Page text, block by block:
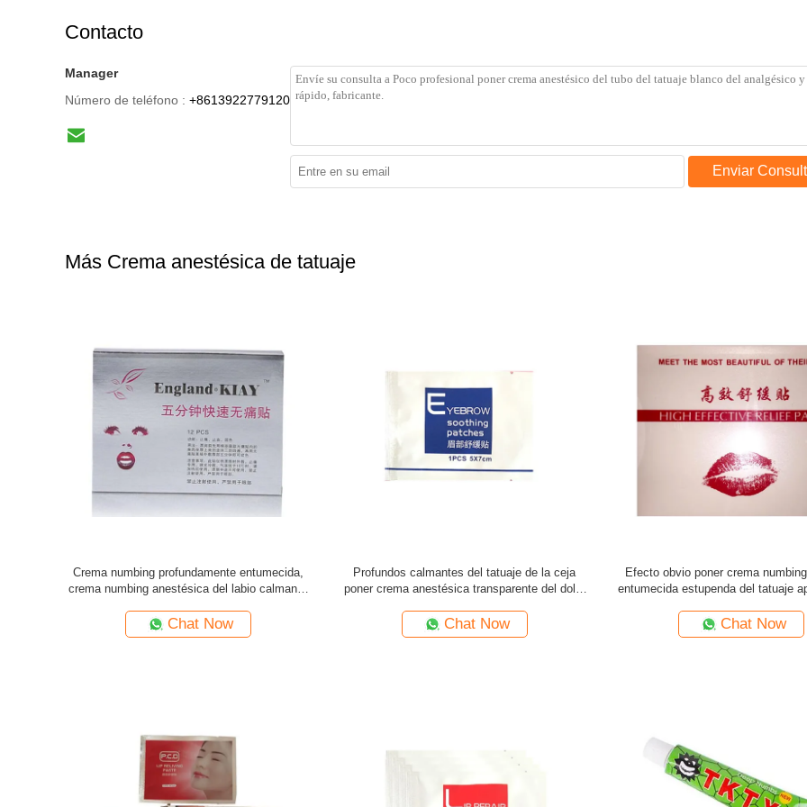
Contacto
Manager
Número de teléfono : +8613922779120
Enviar
Más Crema anestésica de tatuaje
Crema numbing profundamente entumecida,
crema numbing anestésica del labio calmante
Chat Now
Profundos calmantes del tatuaje de la ceja
poner crema anestésica transparente del dolor
Chat Now
Efecto obvio poner crema
entumecida estupenda del tatuaje
Chat Now